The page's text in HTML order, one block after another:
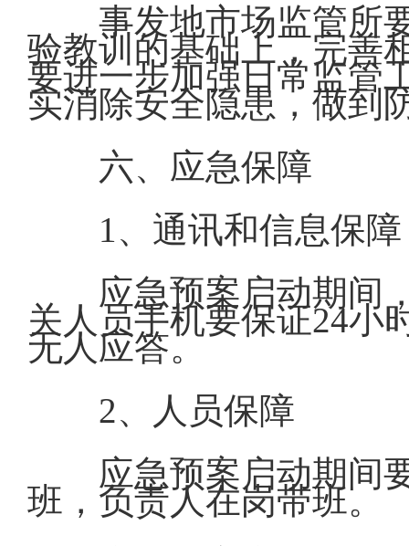
事发地市场监管所
验教训的基础上，完善
要进一步加强日常监管
实消除安全隐患，做到
六、应急保障
1、通讯和信息保障
应急预案启动期间
关人员手机要保证24小
无人应答。
2、人员保障
应急预案启动期间
班，负责人在岗带班。